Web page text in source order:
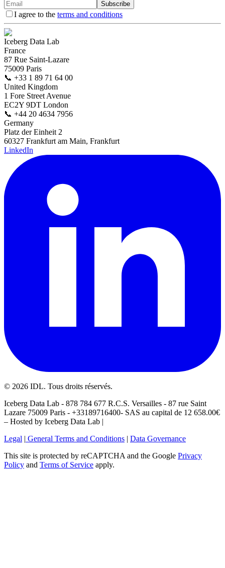
Subscribe
I agree to the terms and conditions
Iceberg Data Lab
France
87 Rue Saint-Lazare
75009 Paris
📞 +33 1 89 71 64 00
United Kingdom
1 Fore Street Avenue
EC2Y 9DT London
📞 +44 20 4634 7956
Germany
Platz der Einheit 2
60327 Frankfurt am Main, Frankfurt
LinkedIn
© 2026 IDL. Tous droits réservés.
Iceberg Data Lab - 878 784 677 R.C.S. Versailles - 87 rue Saint
Lazare 75009 Paris - +33189716400- SAS au capital de 12 658.00€
– Hosted by Iceberg Data Lab |
Legal | General Terms and Conditions | Data Governance
This site is protected by reCAPTCHA and the Google Privacy
Policy and Terms of Service apply.